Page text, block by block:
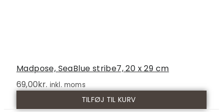
Madpose, SeaBlue stribe7, 20 x 29 cm
69,00kr. inkl. moms
TILFØJ TIL KURV